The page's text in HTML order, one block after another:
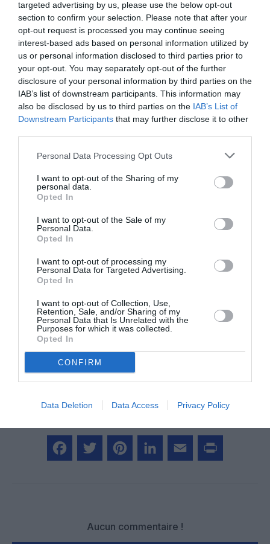
targeted advertising by us, please use the below opt-out
section to confirm your selection. Please note that after your
opt-out request is processed you may continue seeing
interest-based ads based on personal information utilized by
us or personal information disclosed to third parties prior to
your opt-out. You may separately opt-out of the further
disclosure of your personal information by third parties on the
IAB’s list of downstream participants. This information may
also be disclosed by us to third parties on the IAB’s List of
Downstream Participants that may further disclose it to other
Personal Data Processing Opt Outs
I want to opt-out of the Sharing of my
personal data.
Opted In
I want to opt-out of the Sale of my
Personal Data.
Opted In
I want to opt-out of processing my
Personal Data for Targeted Advertising.
Opted In
I want to opt-out of Collection, Use,
Retention, Sale, and/or Sharing of my
Personal Data that Is Unrelated with the
Purposes for which it was collected.
Opted In
CONFIRM
Data Deletion Data Access Privacy Policy
©CDB Aviation
@Hartsfield-Jackson Atlanta International Airport
Soutenez-nous, faites un don !
Aucun commentaire !